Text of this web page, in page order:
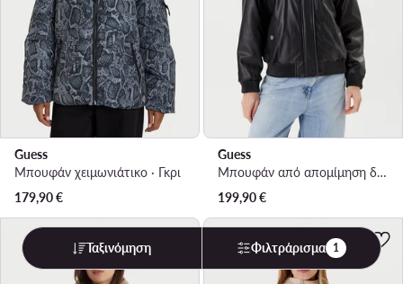
Guess
Μπουφάν χειμωνιάτικο · Γκρι
179,90€
Guess
Μπουφάν από απομίμηση δέρματος · Μαύρο
199,90€
Ταξινόμηση Φιλτράρισμα 1